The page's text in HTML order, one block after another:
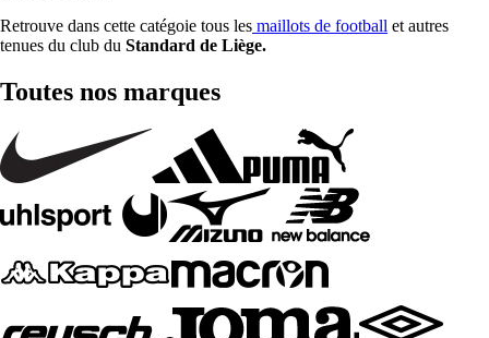
Retrouve dans cette catégoie tous les maillots de football et autres
tenues du club du Standard de Liège.
Toutes nos marques